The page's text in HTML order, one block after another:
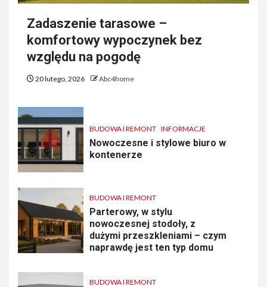
Zadaszenie tarasowe –
komfortowy wypoczynek bez
względu na pogodę
20 lutego, 2026 Abc4home
BUDOWA I REMONT INFORMACJE
Nowoczesne i stylowe biuro w
kontenerze
BUDOWA I REMONT
Parterowy, w stylu
nowoczesnej stodoły, z
dużymi przeszkleniami – czym
naprawdę jest ten typ domu
BUDOWA I REMONT